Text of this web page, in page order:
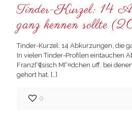
Tinder-Kurzel: 14
ganz kennen sollte
Tinder-Kurzel: 14 Abkurzungen, die
In vielen Tinder-Profilen eintauchen
FranzГ¶sisch MГ¤dchen uff, bei
gehort hat. […]
0